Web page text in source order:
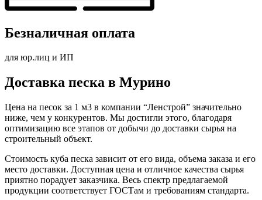
Безналичная оплата
для юр.лиц и ИП
Доставка песка в Мурино
Цена на песок за 1 м3 в компании “Ленстрой” значительно
ниже, чем у конкурентов. Мы достигли этого, благодаря
оптимизацию все этапов от добычи до доставки сырья на
строительный объект.
Стоимость куба песка зависит от его вида, объема заказа и его
место доставки. Доступная цена и отличное качества сырья
приятно порадует заказчика. Весь спектр предлагаемой
продукции соответствует ГОСТам и требованиям стандарта.